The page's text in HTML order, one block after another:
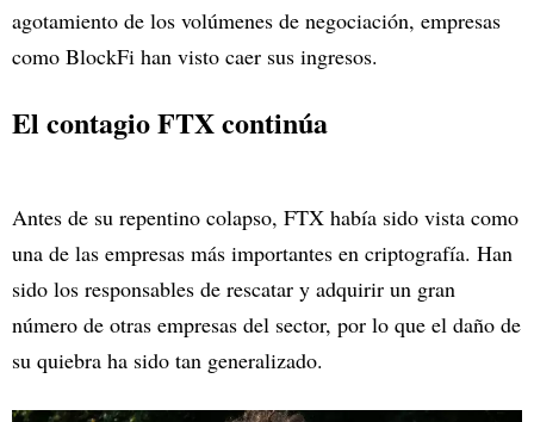
agotamiento de los volúmenes de negociación, empresas
como BlockFi han visto caer sus ingresos.
El contagio FTX continúa
Antes de su repentino colapso, FTX había sido vista como
una de las empresas más importantes en criptografía. Han
sido los responsables de rescatar y adquirir un gran
número de otras empresas del sector, por lo que el daño de
su quiebra ha sido tan generalizado.